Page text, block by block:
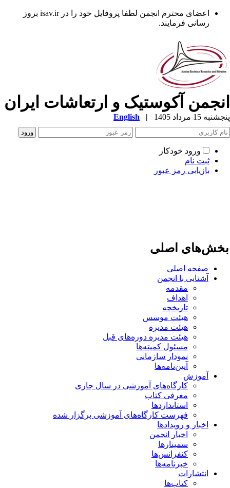
اعضای محترم انجمن لطفا پروفایل خود را در isav.ir بروز
رسانی فرمایند.
آکوستیک و ارتعاشات ایران
15 مرداد 1405 |
English
ورود خودکار
ثبت نام
بازیابی رمز عبور
اصلی
صفحه اصلی
آشنایی با انجمن
مقدمه
اهداف
تاریخچه
هیئت موسس
هیئت مدیره
هیئت مدیره دوره‌های قبل
مسئول کمیته‌ها
نمودار سازمانی
آیین‌نامه‌ها
آموزش
کارگاه‌های آموزشی در سال جاری
معرفی کتاب
استانداردها
فهرست کارگاه‌های آموزشی برگزار شده
اخبار و رویدادها
اخبار انجمن
سمینارها
کنفرانس‌ها
خبرنامه‌ها
انتشارات
کتاب‌ها